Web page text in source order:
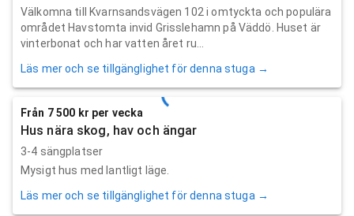
Välkomna till Kvarnsandsvägen 102 i omtyckta och populära
området Havstomta invid Grisslehamn på Väddö. Huset är
vinterbonat och har vatten året ru...
Läs mer och se tillgänglighet för denna stuga →
Från 7 500 kr per vecka
Hus nära skog, hav och ängar
3-4 sängplatser
Mysigt hus med lantligt läge.
Läs mer och se tillgänglighet för denna stuga →